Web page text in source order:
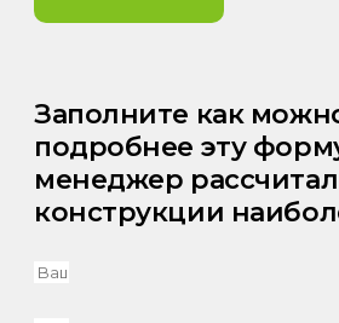
Заполните как
подробнее эту
менеджер
конструкции